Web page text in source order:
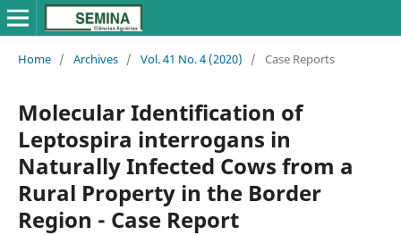
Home / Archives / Vol. 41 No. 4 (2020) / Case Reports
Molecular Identification of
Leptospira interrogans in
Naturally Infected Cows from a
Rural Property in the Border
Region - Case Report